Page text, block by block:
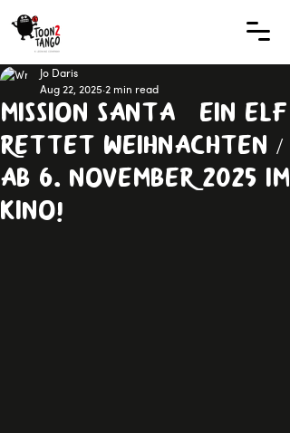
MISSION SANTA - EIN ELF
RETTET WEIHNACHTEN /
ab 6. November 2025 im
Kino!
Jo Daris
Aug 22, 2025 2 min read